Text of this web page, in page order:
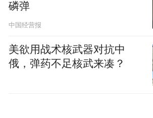
磷弹
中国经营报
美欲用战术核武器对抗中
俄，弹药不足核武来凑？